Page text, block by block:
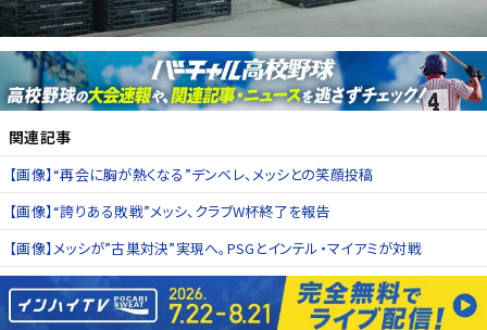
関連記事
【画像】“再会に胸が熱くなる”デンベレ、メッシとの笑顔投稿
【画像】“誇りある敗戦”メッシ、クラブW杯終了を報告
【画像】メッシが”古巣対決”実現へ。PSGとインテル・マイアミが対戦